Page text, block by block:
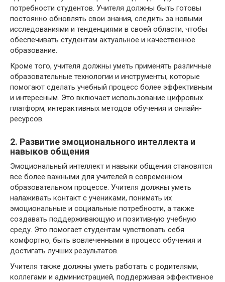
потребности студентов. Учителя должны быть готовы
постоянно обновлять свои знания, следить за новыми
исследованиями и тенденциями в своей области, чтобы
обеспечивать студентам актуальное и качественное
образование.
Кроме того, учителя должны уметь применять различные
образовательные технологии и инструменты, которые
помогают сделать учебный процесс более эффективным
и интересным. Это включает использование цифровых
платформ, интерактивных методов обучения и онлайн-
ресурсов.
2. Развитие эмоционального интеллекта и
навыков общения
Эмоциональный интеллект и навыки общения становятся
все более важными для учителей в современном
образовательном процессе. Учителя должны уметь
налаживать контакт с учениками, понимать их
эмоциональные и социальные потребности, а также
создавать поддерживающую и позитивную учебную
среду. Это помогает студентам чувствовать себя
комфортно, быть вовлеченными в процесс обучения и
достигать лучших результатов.
Учителя также должны уметь работать с родителями,
коллегами и администрацией, поддерживая эффективное